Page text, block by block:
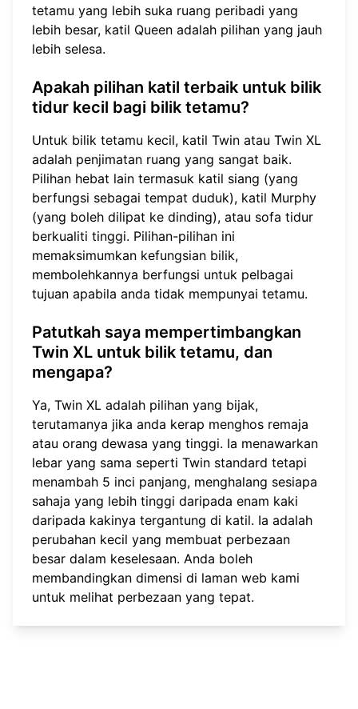
tetamu yang lebih suka ruang peribadi yang
lebih besar, katil Queen adalah pilihan yang jauh
lebih selesa.
Apakah pilihan katil terbaik untuk bilik
tidur kecil bagi bilik tetamu?
Untuk bilik tetamu kecil, katil Twin atau Twin XL
adalah penjimatan ruang yang sangat baik.
Pilihan hebat lain termasuk katil siang (yang
berfungsi sebagai tempat duduk), katil Murphy
(yang boleh dilipat ke dinding), atau sofa tidur
berkualiti tinggi. Pilihan-pilihan ini
memaksimumkan kefungsian bilik,
membolehkannya berfungsi untuk pelbagai
tujuan apabila anda tidak mempunyai tetamu.
Patutkah saya mempertimbangkan
Twin XL untuk bilik tetamu, dan
mengapa?
Ya, Twin XL adalah pilihan yang bijak,
terutamanya jika anda kerap menghos remaja
atau orang dewasa yang tinggi. Ia menawarkan
lebar yang sama seperti Twin standard tetapi
menambah 5 inci panjang, menghalang sesiapa
sahaja yang lebih tinggi daripada enam kaki
daripada kakinya tergantung di katil. Ia adalah
perubahan kecil yang membuat perbezaan
besar dalam keselesaan. Anda boleh
membandingkan dimensi di laman web kami
untuk melihat perbezaan yang tepat.